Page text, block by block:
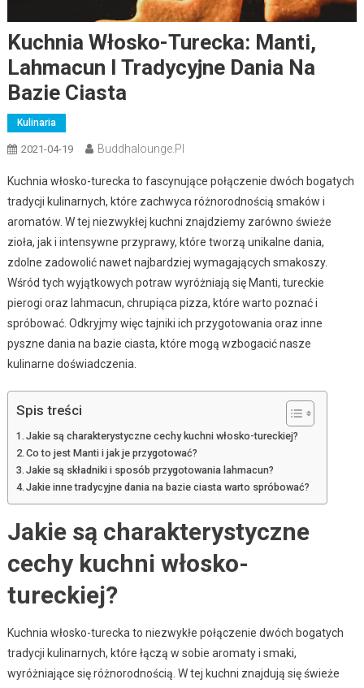
Kuchnia Włosko-Turecka: Manti,
Lahmacun I Tradycyjne Dania Na
Bazie Ciasta
Kulinaria
2021-04-19 Buddhalounge.pl
Kuchnia włosko-turecka to fascynujące połączenie dwóch bogatych
tradycji kulinarnych, które zachwyca różnorodnością smaków i
aromatów. W tej niezwykłej kuchni znajdziemy zarówno świeże
zioła, jak i intensywne przyprawy, które tworzą unikalne dania,
zdolne zadowolić nawet najbardziej wymagających smakoszy.
Wśród tych wyjątkowych potraw wyróżniają się Manti, tureckie
pierogi oraz lahmacun, chrupiąca pizza, które warto poznać i
spróbować. Odkryjmy więc tajniki ich przygotowania oraz inne
pyszne dania na bazie ciasta, które mogą wzbogacić nasze
kulinarne doświadczenia.
Spis treści
Jakie są charakterystyczne cechy kuchni włosko-tureckiej?
Co to jest Manti i jak je przygotować?
Jakie są składniki i sposób przygotowania lahmacun?
Jakie inne tradycyjne dania na bazie ciasta warto spróbować?
Jakie są charakterystyczne
cechy kuchni włosko-
tureckiej?
Kuchnia włosko-turecka to niezwykłe połączenie dwóch bogatych
tradycji kulinarnych, które łączą w sobie aromaty i smaki,
wyróżniające się różnorodnością. W tej kuchni znajdują się świeże